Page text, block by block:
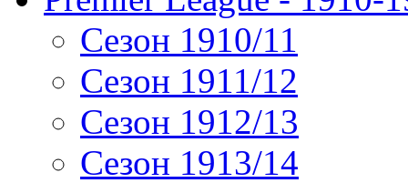
Сезон 1910/11
Сезон 1911/12
Сезон 1912/13
Сезон 1913/14